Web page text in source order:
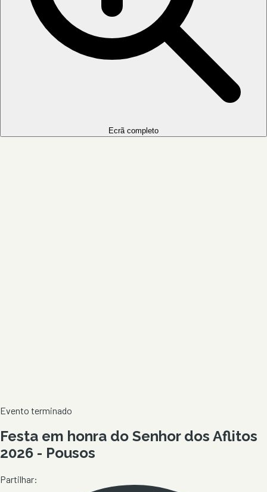
Ecrã completo
Evento terminado
Festa em honra do Senhor dos Aflitos
2026 - Pousos
Partilhar: